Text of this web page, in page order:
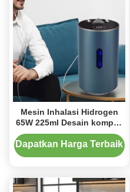
Mesin Inhalasi Hidrogen
65W 225ml Desain kompak
Mudah Dibawa
Dapatkan Harga Terbaik